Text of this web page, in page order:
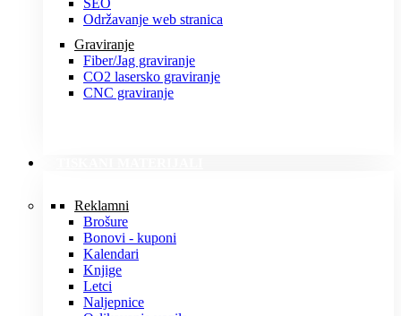
SEO
Održavanje web stranica
Graviranje
Fiber/Jag graviranje
CO2 lasersko graviranje
CNC graviranje
Reklamni
Brošure
Bonovi - kuponi
Kalendari
Knjige
Letci
Naljepnice